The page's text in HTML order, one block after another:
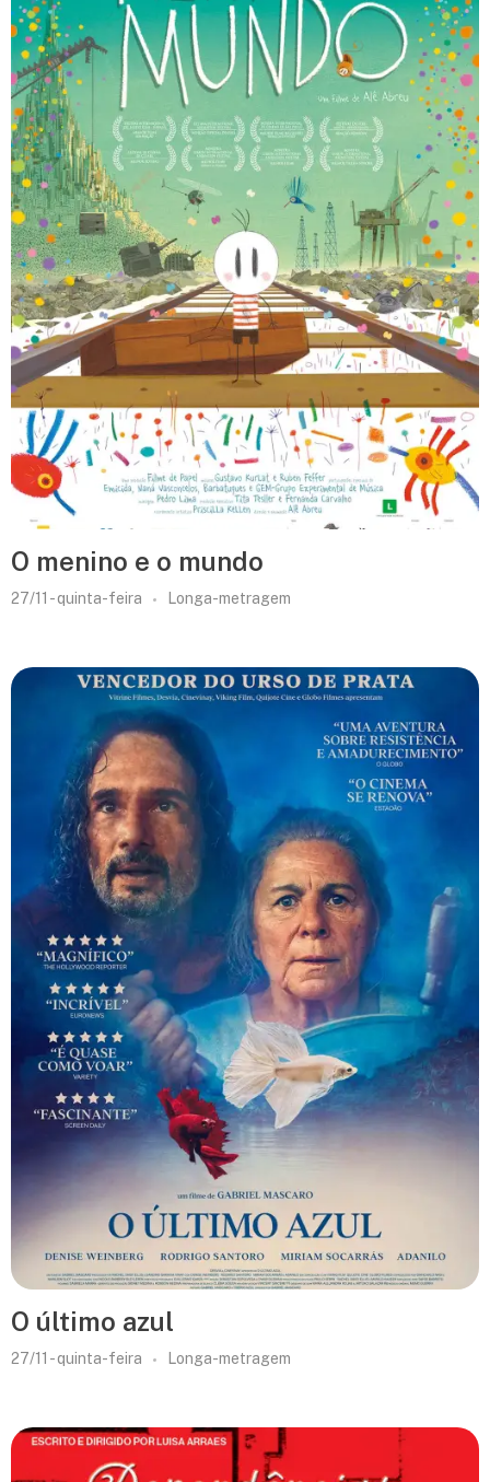
O menino e o mundo
27/11 - quinta-feira Longa-metragem
O último azul
27/11 - quinta-feira Longa-metragem